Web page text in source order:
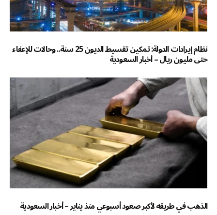
نظام إيرادات الدولة: تمكين تقسيط الديون 25 سنة.. وحالات للإعفاء
حتى مليون ريال – أخبار السعودية
الذهب في طريقه لأكبر صعود أسبوعي منذ يناير – أخبار السعودية